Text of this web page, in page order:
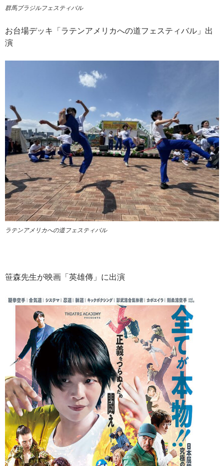
群馬ブラジルフェスティバル
お台場デッキ「ラテンアメリカへの道フェスティバル」出
演
ラテンアメリカへの道フェスティバル
笹森先生が映画「英雄傳」に出演